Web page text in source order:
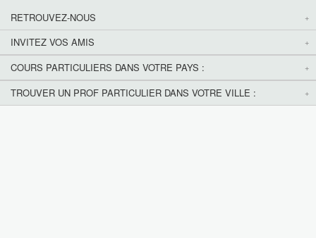
RETROUVEZ-NOUS
INVITEZ VOS AMIS
COURS PARTICULIERS DANS VOTRE PAYS :
TROUVER UN PROF PARTICULIER DANS VOTRE VILLE :